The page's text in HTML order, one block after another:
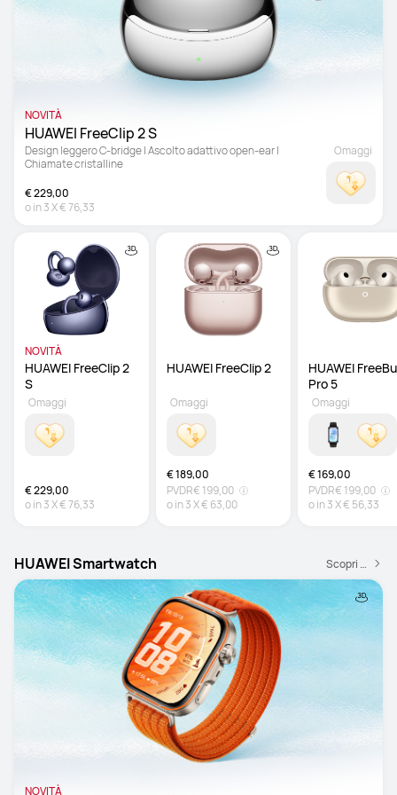
NOVITÀ
Design leggero C-bridge | Ascolto adattivo open-ear |
Chiamate cristalline
€ 229,00
o in3X€ 76,33
Omaggi
NOVITÀ
HUAWEI FreeClip 2
€ 229,00
o in3X€ 76,33
Omaggi
HUAWEI FreeClip 2
€ 189,00
PVDR€ 199,00
o in3X€ 63,00
Omaggi
HUAWEI
€ 169,00
PVDR€ 199,00
o in3X€ 56,33
Omaggi
HUAWEI Smartwatch Scopri di più
NOVITÀ